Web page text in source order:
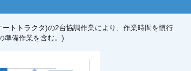
トトラクタ)の2台協調作業により、作業時間を慣行
準備作業を含む。)